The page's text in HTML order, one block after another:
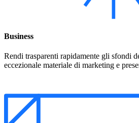
Business
Rendi trasparenti rapidamente gli sfondi
eccezionale materiale di marketing e